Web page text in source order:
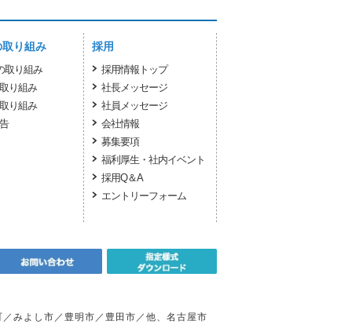
り組み
取り組み
り組み
り組み
採用
採用情報トップ
社長メッセージ
社員メッセージ
会社情報
募集要項
福利厚生・社内イベント
採用Q＆A
エントリーフォーム
みよし市／豊明市／豊田市／他、名古屋市